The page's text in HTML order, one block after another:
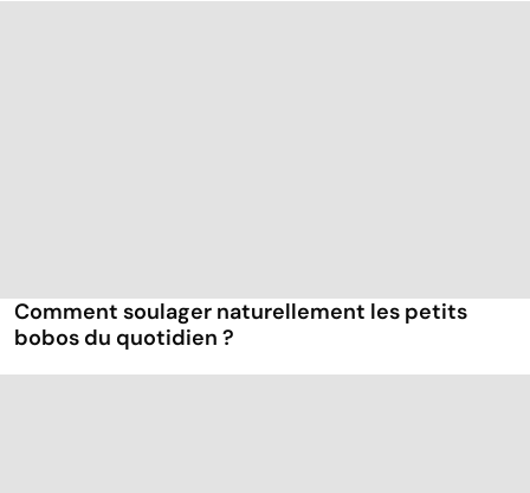
Comment soulager naturellement les petits
bobos du quotidien ?